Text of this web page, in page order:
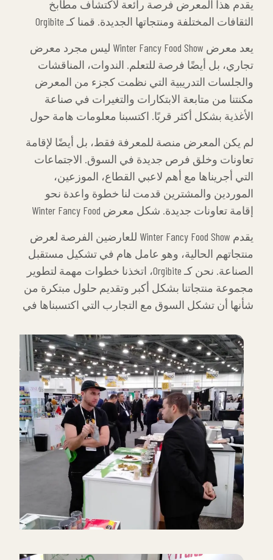
يقدم هذا المعرض فرصة رائعة لاكتشاف مطابخ
الثقافات المختلفة ومنتجاتها الجديدة. قمنا كـ Orgibite
المثير رؤية الإمكانات التي تحملها منتجاتنا الجديدة
واختبار تأثيرها في الأسواق الدولية. كما أن التفاعلات
مع العارضين الآخرين أتاح لنا فرصة مراقبة الأفكار
المبتكرة في القطاع.
يعد معرض Winter Fancy Food Show ليس مجرد معرض
تجاري، بل أيضًا فرصة للتعلم. الندوات، المناقشات
والجلسات التدريبية التي نظمت كجزء من المعرض
مكنتنا من متابعة الابتكارات والتغيرات في صناعة
الأغذية بشكل أكثر قربًا. اكتسبنا معلومات هامة حول
التقنيات الجديدة، حلول الاستدامة، المنتجات الصحية
وتقنيات الإنتاج المبتكرة التي ستشكل مستقبل صناعة
الأغذية. نسعى كـ Orgibite لتطوير أفكار واستراتيجيات
جديدة يمكننا طرحها في السوق بقوة أكبر مع هذه
المعلومات القيمة. وساهم المعرض في توسيع رؤية
شركتنا من خلال استفادتنا من تجارب الأسماء الرائدة
في الصناعة.
لم يكن المعرض منصة للمعرفة فقط، بل أيضًا لإقامة
تعاونات وخلق فرص جديدة في السوق. الاجتماعات
التي أجريناها مع أهم لاعبي القطاع، الموزعين،
الموردين والمشترين قدمت لنا خطوة واعدة نحو
إقامة تعاونات جديدة. شكل معرض Winter Fancy Food
توسيع أسواقنا التصديرية والانفتاح على أسواق جديدة.
هذه الفعاليات لا تساعدنا فقط في تحقيق أهدافنا
الاستراتيجية داخل الشركة، بل تمكننا أيضًا من مواكبة
التغيرات في صناعتنا بشكل أسرع وأكثر فعالية.
يقدم Winter Fancy Food Show للعارضين الفرصة لعرض
منتجاتهم الحالية، وهو عامل هام في تشكيل مستقبل
الصناعة. نحن كـ Orgibite، اتخذنا خطوات مهمة لتطوير
مجموعة منتجاتنا بشكل أكبر وتقديم حلول مبتكرة من
شأنها أن تشكل السوق مع التجارب التي اكتسبناها في
منتجات ذات جودة عالية فقط؛ بل من المهم أيضًا فهم
ديناميكيات القطاع بشكل جيد وإنتاج حلول مبتكرة
ومستدامة. كان هذا المعرض تجربة قيمة جدًا لتحقيق
هذه الرؤية.